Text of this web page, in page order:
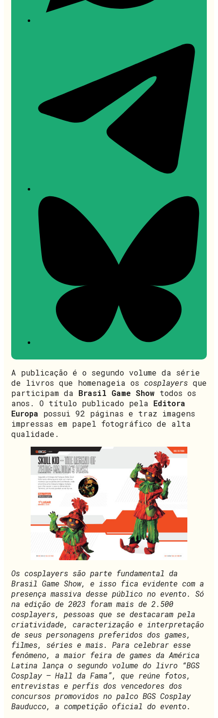
A publicação é o segundo volume da série
de livros que homenageia os cosplayers que
participam da Brasil Game Show todos os
anos. O título publicado pela Editora
Europa possui 92 páginas e traz imagens
impressas em papel fotográfico de alta
qualidade.
Os cosplayers são parte fundamental da
Brasil Game Show, e isso fica evidente com a
presença massiva desse público no evento. Só
na edição de 2023 foram mais de 2.500
cosplayers, pessoas que se destacaram pela
criatividade, caracterização e interpretação
de seus personagens preferidos dos games,
filmes, séries e mais. Para celebrar esse
fenômeno, a maior feira de games da América
Latina lança o segundo volume do livro “BGS
Cosplay – Hall da Fama”, que reúne fotos,
entrevistas e perfis dos vencedores dos
concursos promovidos no palco BGS Cosplay
Bauducco, a competição oficial do evento.